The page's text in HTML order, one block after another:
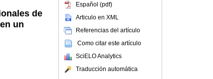
Español (pdf)
Articulo en XML
Referencias del artículo
Como citar este artículo
SciELO Analytics
Traducción automática
de
un